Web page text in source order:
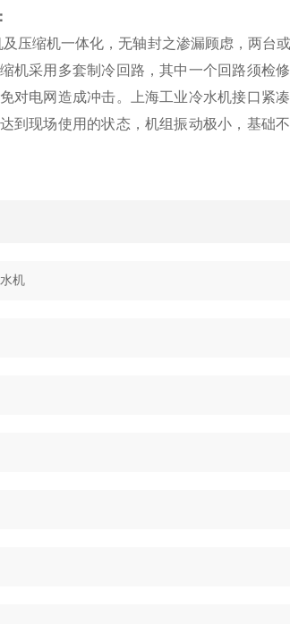
压缩机一体化，无轴封之渗漏顾虑，两台
机采用多套制冷回路，其中一个回路须检
对电网造成冲击。上海工业冷水机接口紧
到现场使用的状态，机组振动极小，基础